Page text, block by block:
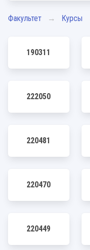
Факультет Курсы
190311
222050
220481
220470
220449